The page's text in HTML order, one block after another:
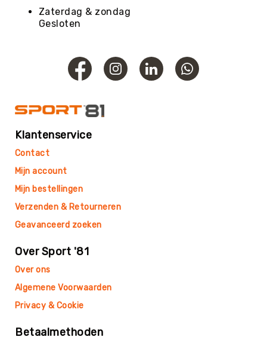
Ball
Scouting/Outdoor
Skate
Sporten
Speedbadminton
Squash
Steppen
Tafeltennis
Tafelvoetbal
Tchouks
Ballen
Teambuilding
Trampolinespringen
Zaterdag & zondag
Gesloten
Klantenservice
Contact
Mijn account
Mijn bestellingen
Verzenden & Retourneren
Geavanceerd zoeken
Over Sport '81
Over ons
Algemene Voorwaarden
Privacy & Cookie
Betaalmethoden